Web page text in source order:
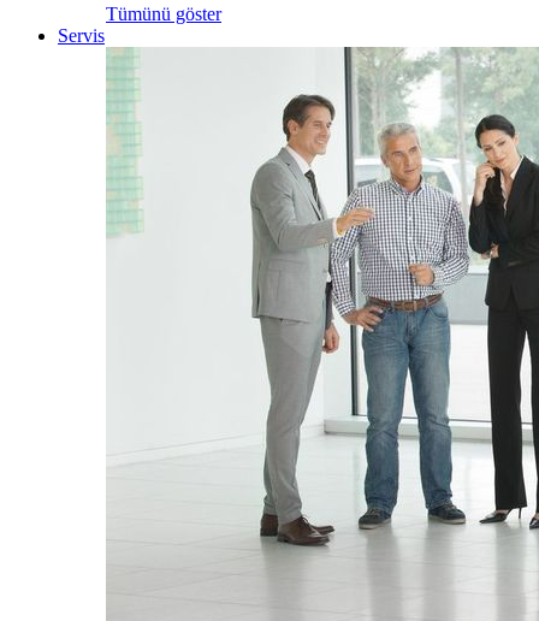
Tümünü göster
Servis